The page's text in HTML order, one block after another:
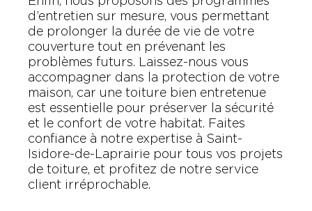
d’entretien sur mesure, vous permettant
de prolonger la durée de vie de votre
couverture tout en prévenant les
problèmes futurs. Laissez-nous vous
accompagner dans la protection de votre
maison, car une toiture bien entretenue
est essentielle pour préserver la sécurité
et le confort de votre habitat. Faites
confiance à notre expertise à Saint-
Isidore-de-Laprairie pour tous vos projets
de toiture, et profitez de notre service
client irréprochable.